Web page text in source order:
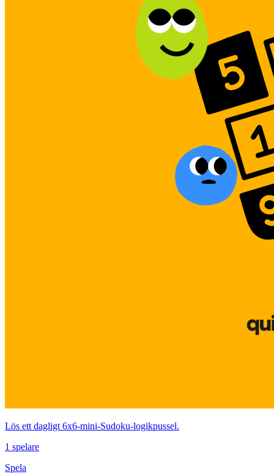
Lös ett dagligt 6x6-mini‑Sudoku‑logikpussel.
1 spelare
Spela